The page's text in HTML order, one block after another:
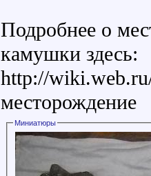
Подробнее о
камушки здесь:
http://
месторождение
Миниатюры